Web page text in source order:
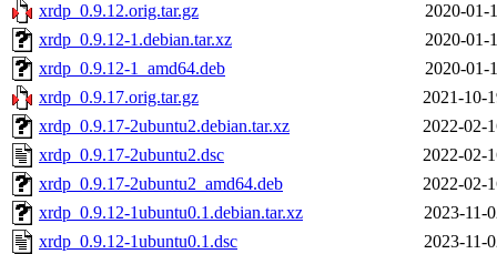
xrdp_0.9.12.orig.tar.gz
2020-01-
xrdp_0.9.12-1.debian.tar.xz
2020-01-
xrdp_0.9.12-1_amd64.deb
2020-01-
xrdp_0.9.17.orig.tar.gz
2021-10-
xrdp_0.9.17-2ubuntu2.debian.tar.xz
2022-02-
xrdp_0.9.17-2ubuntu2.dsc
2022-02-
xrdp_0.9.17-2ubuntu2_amd64.deb
2022-02-
xrdp_0.9.12-1ubuntu0.1.debian.tar.xz
2023-11-
xrdp_0.9.12-1ubuntu0.1.dsc
2023-11-